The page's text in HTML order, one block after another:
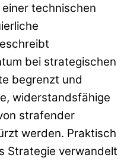
technischen
bei strategischen
begrenzt und
widerstandsfähige
strafender
werden. Praktisch
Strategie verwandelt